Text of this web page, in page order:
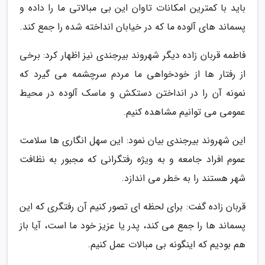
باید با کمترین امکانات تاوان این بی مبالاتی ما را داده و
پسماند های آلوده ما که در خیابان انداخته شده را جمع کند.
فاطمه قربان زاده دیگر شهروند بیرجندی نیز اظهار کرد: برخی
از رفتار ها از خودخواهی ما مردم سرچشمه می گیرد که
نمونه آن را در انداختن دستکش و ماسک آلوده در محیط
عمومی می توانیم مشاهده کنیم.
این شهروند بیرجندی بیان نمود: این سهل انگاری ها سلامت
عموم افراد جامعه و به ویژه رفتگرانی که مجبور به نظافت
شهر هستند را به خطر می اندازد.
قربان زاده گفت: برای لحظه ای تصور کنیم آن رفتگری که این
پسماند ها را جمع می کند، پدر یا عزیز خود ما است، آیا باز
هم بودیم که اینگونه بی مبالات عمل کنیم.